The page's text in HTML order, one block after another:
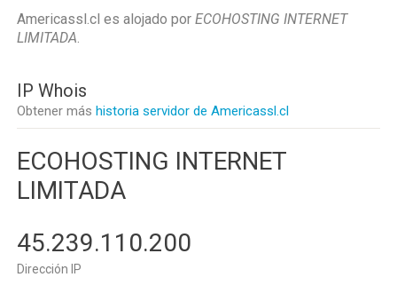
Americassl.cl es alojado por ECOHOSTING INTERNET
LIMITADA.
IP Whois
Obtener más historia servidor de Americassl.cl
ECOHOSTING INTERNET
LIMITADA
45.239.110.200
Dirección IP